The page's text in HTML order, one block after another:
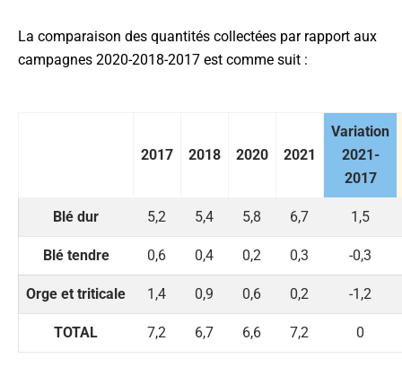
La comparaison des quantités collectées par rapport aux
campagnes 2020-2018-2017 est comme suit :
2017 2018 2020 2021
Variation
2021-
2017
Blé dur 5,2 5,4 5,8 6,7 1,5
Blé tendre 0,6 0,4 0,2 0,3 -0,3
Orge et triticale 1,4 0,9 0,6 0,2 -1,2
TOTAL 7,2 6,7 6,6 7,2 0